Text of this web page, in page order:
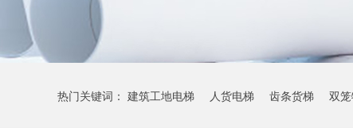
热门关键词： 建筑工地电梯 人货电梯 齿条货梯 双